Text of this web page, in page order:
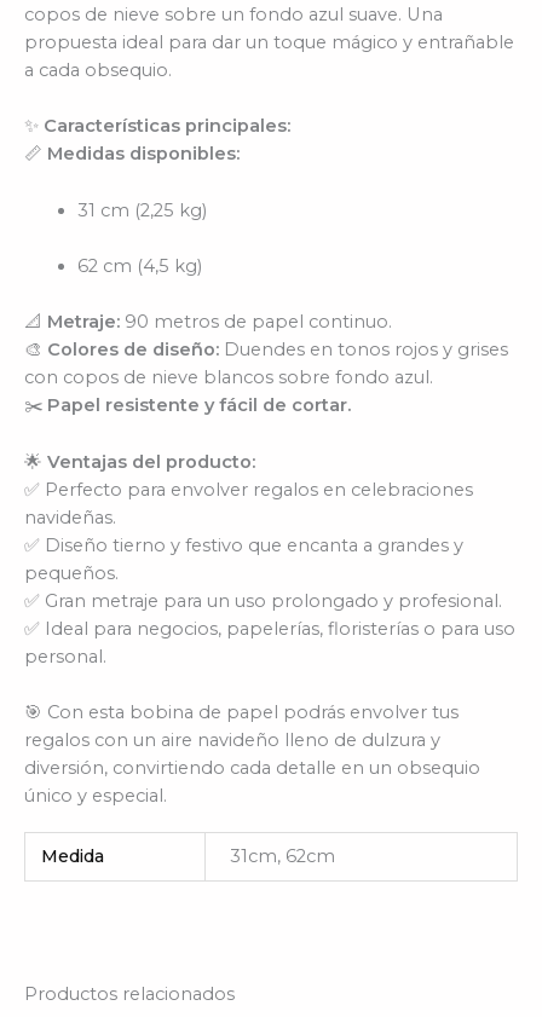
copos de nieve sobre un fondo azul suave. Una
propuesta ideal para dar un toque mágico y entrañable
a cada obsequio.
✨ Características principales:
📏 Medidas disponibles:
31 cm (2,25 kg)
62 cm (4,5 kg)
📐 Metraje: 90 metros de papel continuo.
🎨 Colores de diseño: Duendes en tonos rojos y grises
con copos de nieve blancos sobre fondo azul.
✂️ Papel resistente y fácil de cortar.
🌟 Ventajas del producto:
✅ Perfecto para envolver regalos en celebraciones
navideñas.
✅ Diseño tierno y festivo que encanta a grandes y
pequeños.
✅ Gran metraje para un uso prolongado y profesional.
✅ Ideal para negocios, papelerías, floristerías o para uso
personal.
🎯 Con esta bobina de papel podrás envolver tus
regalos con un aire navideño lleno de dulzura y
diversión, convirtiendo cada detalle en un obsequio
único y especial.
Medida 31cm, 62cm
Productos relacionados